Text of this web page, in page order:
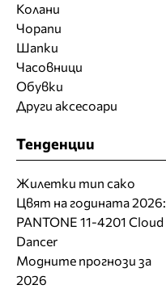
Колани
Чорапи
Шапки
Часовници
Обувки
Други аксесоари
Тенденции
Жилетки тип сако
Цвят на годината 2026:
PANTONE 11-4201 Cloud
Dancer
Модните прогнози за
2026